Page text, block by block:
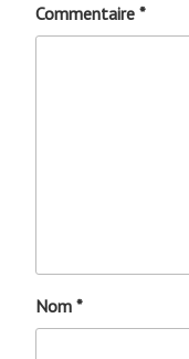
Commentaire *
Nom *